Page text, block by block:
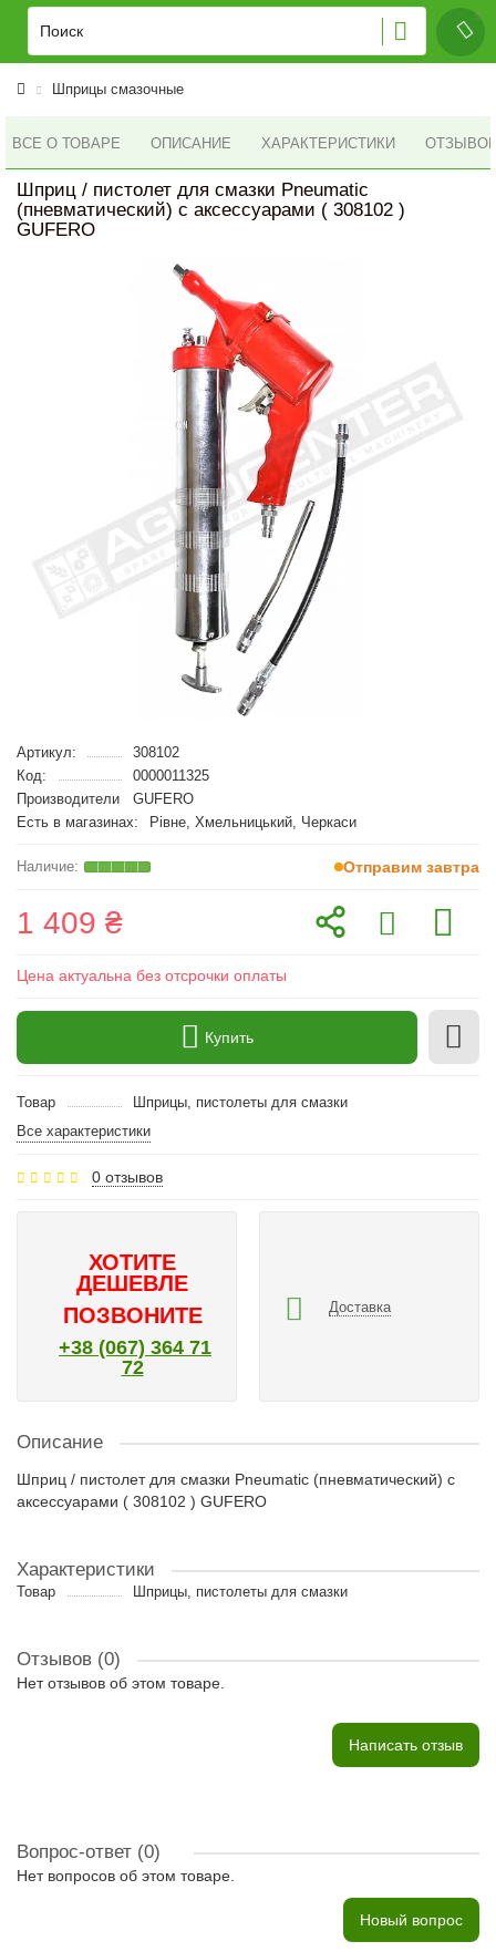
Шприцы смазочные
ВСЕ О ТОВАРЕ ОПИСАНИЕ ХАРАКТЕРИСТИКИ ОТЗЫВОВ
Шприц / пистолет для смазки Pneumatic
(пневматический) с аксессуарами ( 308102 )
GUFERO
Артикул:
308102
Код:
0000011325
Производители
GUFERO
Есть в магазинах:
Рівне, Хмельницький, Черкаси
Отправим завтра
1 409 ₴
Цена актуальна без отсрочки оплаты
Купить
Товар
Шприцы, пистолеты для смазки
Все характеристики
0 отзывов
ХОТИТЕ
ДЕШЕВЛЕ
ПОЗВОНИТЕ
+38 (067) 364 71
72
Доставка
Описание
Шприц / пистолет для смазки Pneumatic (пневматический) с
аксессуарами ( 308102 ) GUFERO
Характеристики
Товар Шприцы, пистолеты для смазки
Отзывов (0)
Нет отзывов об этом товаре.
Написать отзыв
Вопрос-ответ (0)
Нет вопросов об этом товаре.
Новый вопрос